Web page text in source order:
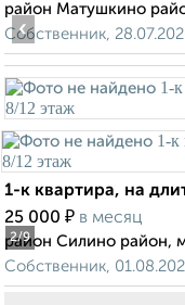
район Матушкино
Собственник,
2/9
‹
1-к квартира, на
25 000 ₽ в месяц
район Силино район,
Собственник,